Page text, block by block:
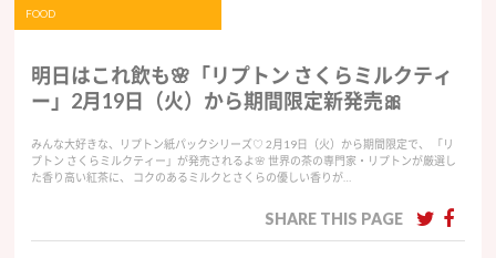
FOOD
明日はこれ飲も🌸「リプトン さくらミルクティ
ー」2月19日（火）から期間限定新発売🎀
みんな大好きな、リプトン紙パックシリーズ♡ 2月19日（火）から期間限定で、 「リ
プトン さくらミルクティー」が発売されるよ🌸 世界の茶の専門家・リプトンが厳選し
た香り高い紅茶に、 コクのあるミルクとさくらの優しい香りが…
SHARE THIS PAGE